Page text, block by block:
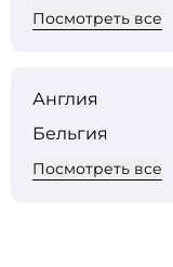
Посмотреть все
Англия
Бельгия
Посмотреть все